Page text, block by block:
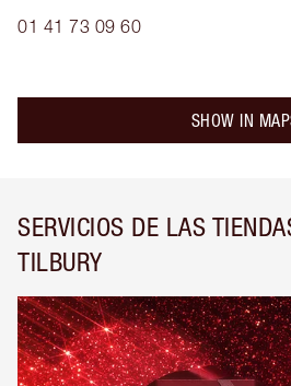
01 41 73 09 60
SHOW IN
SERVICIOS DE LAS
TILBURY